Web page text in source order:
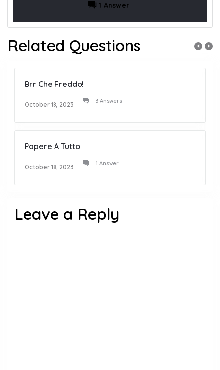
1 Answer
Related Questions
Brr Che Freddo!
October 18, 2023 3 Answers
Papere A Tutto
October 18, 2023 1 Answer
Leave a Reply